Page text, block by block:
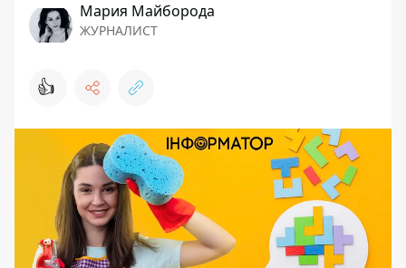
Мария Майборода
ЖУРНАЛИСТ
👍